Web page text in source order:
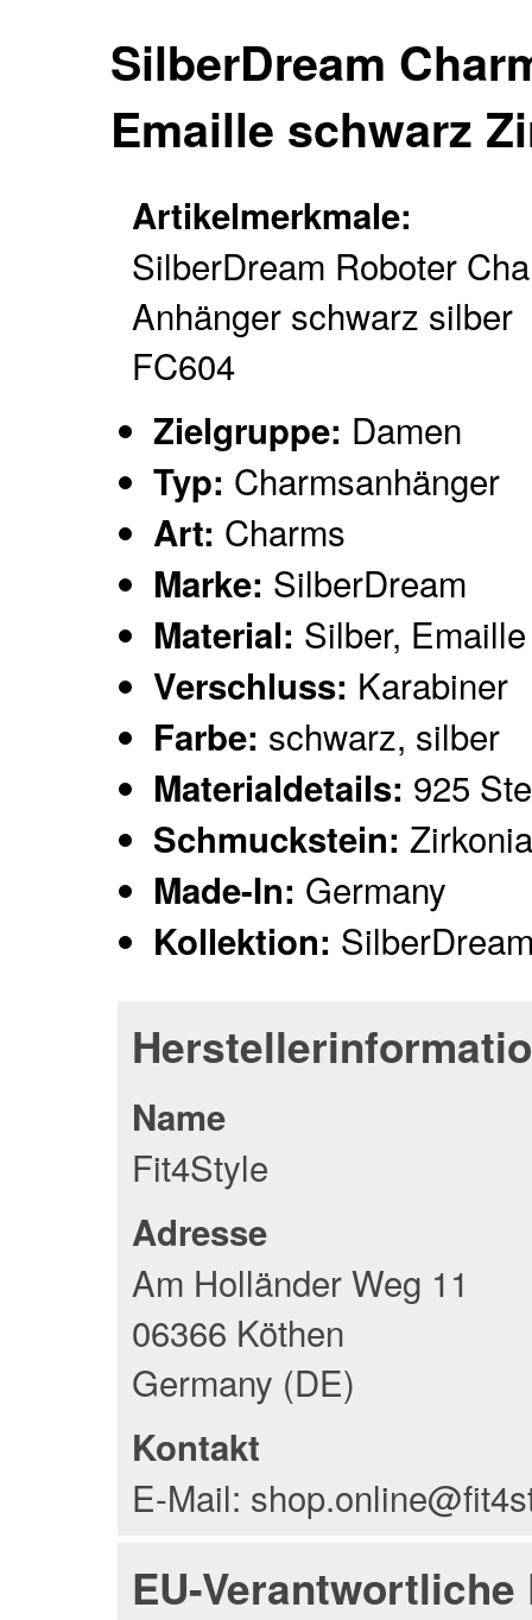
SilberDream
Emaille schwarz
Artikelmerkmale:
SilberDream Roboter
Anhänger schwarz silber
FC604
Zielgruppe: Damen
Typ: Charmsanhänger
Art: Charms
Marke: SilberDream
Material: Silber, Emaille
Verschluss: Karabiner
Farbe: schwarz, silber
Materialdetails: 925
Schmuckstein:
Made-In: Germany
Kollektion:
Name
Fit4Style
Adresse
Am Holländer Weg 11
06366 Köthen
Germany (DE)
Kontakt
E-Mail:
EU-Verantwortliche